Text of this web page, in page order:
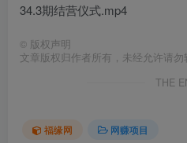
34.3期结营仪式.mp4
© 版权声明
文章版权归作者所有，未经允许请勿
THE
福缘网 网赚项目